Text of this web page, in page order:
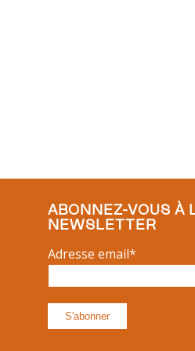
ABONNEZ-VOUS À
NEWSLETTER
Adresse email*